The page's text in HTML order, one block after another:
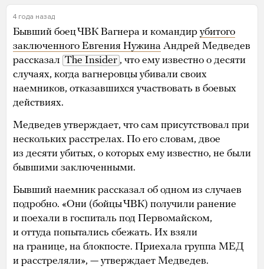
4 года назад
Бывший боец ЧВК Вагнера и командир убитого
заключенного Евгения Нужина Андрей Медведев
рассказал The Insider , что ему известно о десяти
случаях, когда вагнеровцы убивали своих
наемников, отказавшихся участвовать в боевых
действиях.
Медведев утверждает, что сам присутствовал при
нескольких расстрелах. По его словам, двое
из десяти убитых, о которых ему известно, не были
бывшими заключенными.
Бывший наемник рассказал об одном из случаев
подробно. «Они (бойцы ЧВК) получили ранение
и поехали в госпиталь под Первомайском,
и оттуда попытались сбежать. Их взяли
на границе, на блокпосте. Приехала группа МЕД
и расстреляли», — утверждает Медведев.